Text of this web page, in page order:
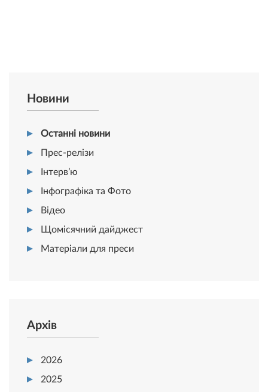
Новини
Останні новини
Прес-релізи
Інтерв’ю
Інфографіка та Фото
Відео
Щомісячний дайджест
Матеріали для преси
Архів
2026
2025